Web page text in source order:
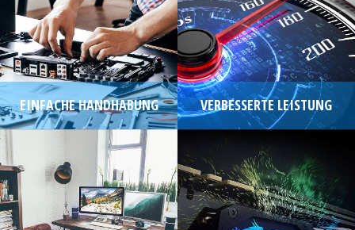
EINFACHE HANDHABUNG VERBESSERTE LEISTUNG